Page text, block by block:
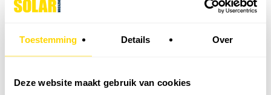
Toestemming Details Over
Deze website maakt gebruik van cookies
Privacy
Nieuwsbrief
Vacatures